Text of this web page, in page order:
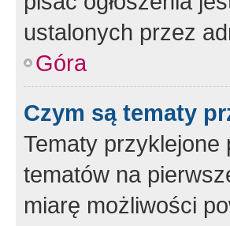
ustalonych przez
Góra
Czym są tematy
Tematy przyklejone
tematów na
miarę możliwości